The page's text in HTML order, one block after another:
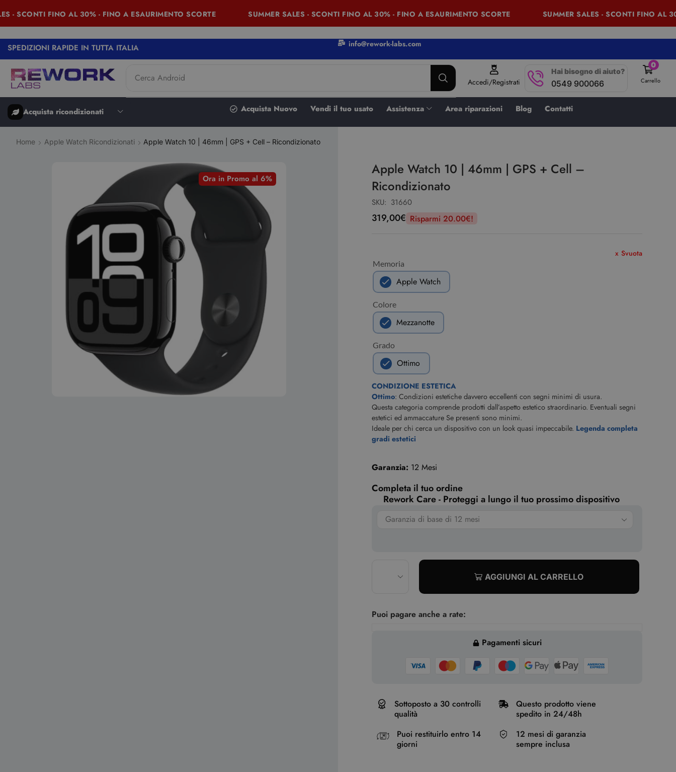
SCONTI FINO AL 30% - FINO A ESAURIMENTO SCORTE SUMMER SALES - SCONTI FINO AL 30% - FINO A ESAURIMENTO SCORTE SUMMER SALES - SCONTI FINO AL
SPEDIZIONI RAPIDE IN TUTTA ITALIA info@rework-labs.com
Cerca Android Accedi/Registrati
Hai bisogno di aiuto?
0549 900066
0
Carrello
Acquista ricondizionati Acquista Nuovo Vendi il tuo usato Assistenza Area riparazioni Blog Contatti
Home Apple Watch Ricondizionati Apple Watch 10 | 46mm | GPS + Cell – Ricondizionato
Ora in Promo al 6%
Apple Watch 10 | 46mm | GPS + Cell –
Ricondizionato
SKU: 31660
319,00€ Risparmi 20.00€!
Svuota
Memoria
Apple Watch
Colore
Mezzanotte
Grado
Ottimo
CONDIZIONE ESTETICA
Ottimo: Condizioni estetiche davvero eccellenti con segni minimi di usura.
Questa categoria comprende prodotti dall’aspetto estetico straordinario. Eventuali segni
estetici ed ammaccature Se presenti sono minimi.
Ideale per chi cerca un dispositivo con un look quasi impeccabile. Legenda completa
gradi estetici
Garanzia: 12 Mesi
Completa il tuo ordine
Rework Care - Proteggi a lungo il tuo prossimo dispositivo
AGGIUNGI AL CARRELLO
Puoi pagare anche a rate:
Pagamenti sicuri
Sottoposto a 30 controlli
qualità
Questo prodotto viene
spedito in 24/48h
Puoi restituirlo entro 14
giorni
12 mesi di garanzia
sempre inclusa